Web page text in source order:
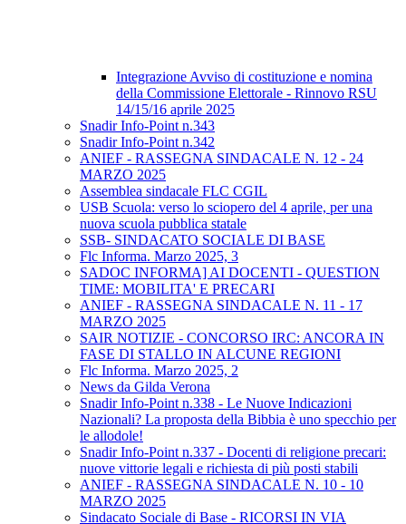
Integrazione Avviso di costituzione e nomina
della Commissione Elettorale - Rinnovo RSU
14/15/16 aprile 2025
Snadir Info-Point n.343
Snadir Info-Point n.342
ANIEF - RASSEGNA SINDACALE N. 12 - 24
MARZO 2025
Assemblea sindacale FLC CGIL
USB Scuola: verso lo sciopero del 4 aprile, per una
nuova scuola pubblica statale
SSB- SINDACATO SOCIALE DI BASE
Flc Informa. Marzo 2025, 3
SADOC INFORMA] AI DOCENTI - QUESTION
TIME: MOBILITA' E PRECARI
ANIEF - RASSEGNA SINDACALE N. 11 - 17
MARZO 2025
SAIR NOTIZIE - CONCORSO IRC: ANCORA IN
FASE DI STALLO IN ALCUNE REGIONI
Flc Informa. Marzo 2025, 2
News da Gilda Verona
Snadir Info-Point n.338 - Le Nuove Indicazioni
Nazionali? La proposta della Bibbia è uno specchio per
le allodole!
Snadir Info-Point n.337 - Docenti di religione precari:
nuove vittorie legali e richiesta di più posti stabili
ANIEF - RASSEGNA SINDACALE N. 10 - 10
MARZO 2025
Sindacato Sociale di Base - RICORSI IN VIA